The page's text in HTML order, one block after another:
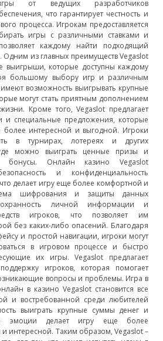
от ведущих разработчиков
что гарантирует честность и
процесса. Игрокам предоставляется
игры с различными ставками и
каждому найти подходящий
Одним из главных преимуществ Vegaslot
выигрыши, которые доступны каждому
большому выбору игр и различным
возможность выигрывать крупные
могут стать приятным дополнением
Кроме того, Vegaslot предлагает
и специальные предложения, которые
более интересной и выгодной. Игроки
в турнирах, лотереях и других
можно выиграть ценные призы и
бонусы. Онлайн казино Vegaslot
и конфиденциальность
делает игру еще более комфортной и
шифрования и защиты данных
личной информации и
игроков, что позволяет им
без каких-либо опасений. Благодаря
и простой навигации, игроки могут
в игровом процессе и быстро
их игры. Vegaslot предлагает
игроков, которая помогает
вопросы и проблемы. Игра в
в казино Vegaslot становится все
и востребованной среди любителей
выиграть крупные суммы денег и
эмоции делает игру еще более
и интересной. Таким образом, Vegaslot –